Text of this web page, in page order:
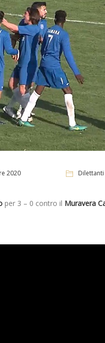
2020
per 3 – 0 contro il Muravera